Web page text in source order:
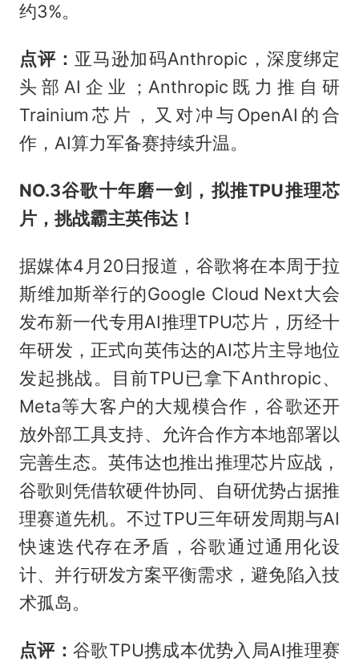
约3%。
点评： 亚马逊加码Anthropic，深度绑定
头部AI企业；Anthropic既力推自研
Trainium芯片，又对冲与OpenAI的合
作，AI算力军备赛持续升温。
NO.3谷歌十年磨一剑，拟推TPU推理芯
片，挑战霸主英伟达！
据媒体4月20日报道，谷歌将在本周于拉
斯维加斯举行的Google Cloud Next大会
发布新一代专用AI推理TPU芯片，历经十
年研发，正式向英伟达的AI芯片主导地位
发起挑战。目前TPU已拿下Anthropic、
Meta等大客户的大规模合作，谷歌还开
放外部工具支持、允许合作方本地部署以
完善生态。英伟达也推出推理芯片应战，
谷歌则凭借软硬件协同、自研优势占据推
理赛道先机。不过TPU三年研发周期与AI
快速迭代存在矛盾，谷歌通过通用化设
计、并行研发方案平衡需求，避免陷入技
术孤岛。
点评： 谷歌TPU携成本优势入局AI推理赛